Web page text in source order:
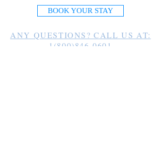
BOOK YOUR STAY
ANY QUESTIONS? CALL US AT:
1(800)846-0601